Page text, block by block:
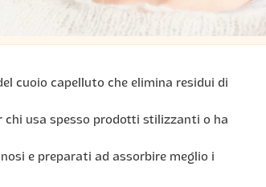
cuoio capelluto che elimina residui di
chi usa spesso prodotti stilizzanti o ha
e preparati ad assorbire meglio i